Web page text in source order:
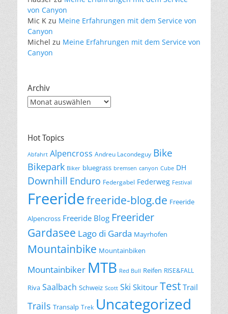
von Canyon
Mic K zu Meine Erfahrungen mit dem Service von
Canyon
Michel zu Meine Erfahrungen mit dem Service von
Canyon
Archiv
Archiv
Hot Topics
Abfahrt Alpencross Andreu Lacondeguy Bike
Bikepark Biker bluegrass bremsen canyon Cube DH
Downhill Enduro Federgabel Federweg Festival
Freeridefreeride-blog.de Freeride
Alpencross Freeride Blog Freerider
Gardasee Lago di Garda Mayrhofen
Mountainbike Mountainbiken
Mountainbiker MTB Red Bull Reifen RISE&FALL
Riva Saalbach Schweiz Scott Ski Skitour Test Trail
Trails Transalp Trek Uncategorized